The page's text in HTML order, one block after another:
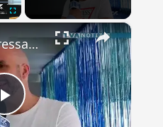
×
Play
Adrano. Interessante incontro al liceo “Verga” con il prof. Fabio Gamberini. Studenti del Linguistic